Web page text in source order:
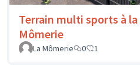
Terrain multi sports à la
Mômerie
La Mômerie
0 1